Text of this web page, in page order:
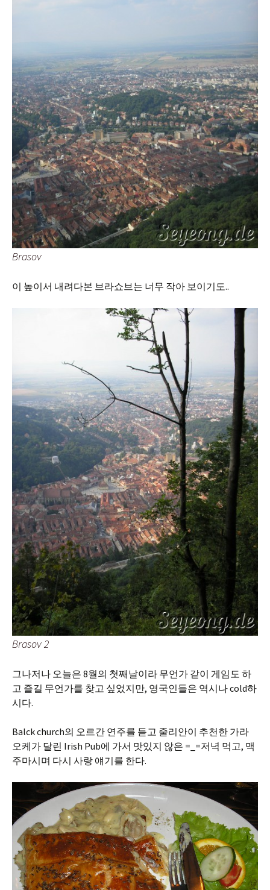
Brasov
이 높이서 내려다본 브라쇼브는 너무 작아 보이기도..
Brasov 2
그나저나 오늘은 8월의 첫째날이라 무언가 같이 게임도 하
고 즐길 무언가를 찾고 싶었지만, 영국인들은 역시나 cold하
시다.
Balck church의 오르간 연주를 듣고 줄리안이 추천한 가라
오케가 달린 Irish Pub에 가서 맛있지 않은 =_=저녁 먹고, 맥
주마시며 다시 사랑 얘기를 한다.